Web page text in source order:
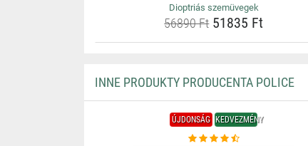
Dioptriás szemüvegek
56890 Ft51835 Ft
INNE PRODUKTY PRODUCENTA POLICE
ÚJDONSÁG KEDVEZMÉNY